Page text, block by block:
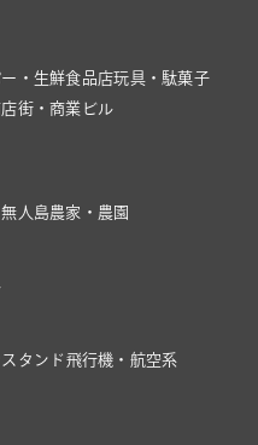
ー・生鮮食品店玩具・駄菓子
街・商業ビル
人島農家・農園
タンド 飛行機・航空系